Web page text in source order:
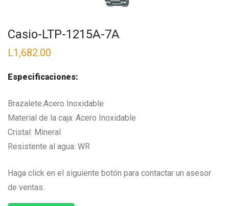
Casio-LTP-1215A-7A
L1,682.00
Especificaciones:
Brazalete:Acero Inoxidable
Material de la caja: Acero Inoxidable
Cristal: Mineral
Resistente al agua: WR
Haga click en el siguiente botón para contactar un asesor
de ventas.